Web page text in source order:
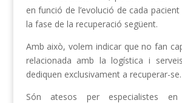
en funció de l’evolució de cada
la fase de la recuperació següent.
Amb això, volem indicar que no fan
relacionada amb la logística i
dediquen exclusivament a recuperar-se.
Són atesos per especialistes